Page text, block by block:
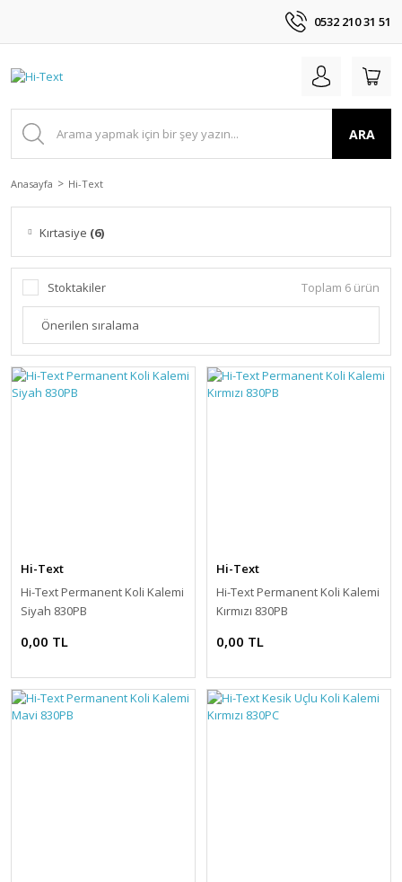
0532 210 31 51
ARA
Anasayfa Hi-Text
Kırtasiye (6)
Stoktakiler Toplam 6 ürün
Hi-Text
Hi-Text Permanent Koli Kalemi
Siyah 830PB
0,00 TL
Hi-Text
Hi-Text Permanent Koli Kalemi
Kırmızı 830PB
0,00 TL